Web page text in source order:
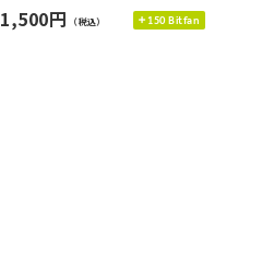
1,500円 （税込） 150 Bitfan